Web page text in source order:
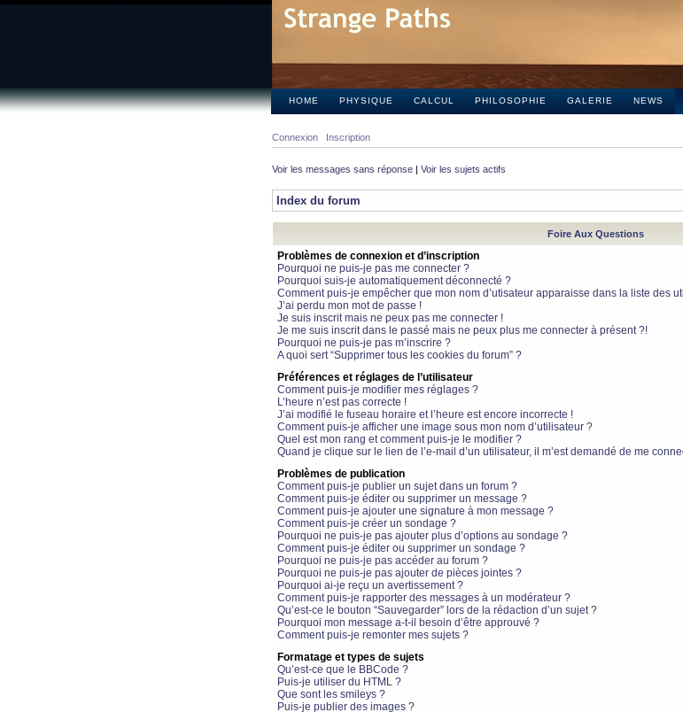
HOME PHYSIQUE CALCUL PHILOSOPHIE GALERIE NEWS
Connexion Inscription
Voir les messages sans réponse | Voir les sujets actifs
Index du forum
Foire Aux Questions
Problèmes de connexion et d’inscription
Pourquoi ne puis-je pas me connecter ?
Pourquoi suis-je automatiquement déconnecté ?
Comment puis-je empêcher que mon nom d’utisateur apparaisse dans la liste des
J’ai perdu mon mot de passe !
Je suis inscrit mais ne peux pas me connecter !
Je me suis inscrit dans le passé mais ne peux plus me connecter à présent ?!
Pourquoi ne puis-je pas m’inscrire ?
A quoi sert “Supprimer tous les cookies du forum” ?
Préférences et réglages de l’utilisateur
Comment puis-je modifier mes réglages ?
L’heure n’est pas correcte !
J’ai modifié le fuseau horaire et l’heure est encore incorrecte !
Comment puis-je afficher une image sous mon nom d’utilisateur ?
Quel est mon rang et comment puis-je le modifier ?
Quand je clique sur le lien de l’e-mail d’un utilisateur, il m’est demandé de me
Problèmes de publication
Comment puis-je publier un sujet dans un forum ?
Comment puis-je éditer ou supprimer un message ?
Comment puis-je ajouter une signature à mon message ?
Comment puis-je créer un sondage ?
Pourquoi ne puis-je pas ajouter plus d’options au sondage ?
Comment puis-je éditer ou supprimer un sondage ?
Pourquoi ne puis-je pas accéder au forum ?
Pourquoi ne puis-je pas ajouter de pièces jointes ?
Pourquoi ai-je reçu un avertissement ?
Comment puis-je rapporter des messages à un modérateur ?
Qu’est-ce le bouton “Sauvegarder” lors de la rédaction d’un sujet ?
Pourquoi mon message a-t-il besoin d’être approuvé ?
Comment puis-je remonter mes sujets ?
Formatage et types de sujets
Qu’est-ce que le BBCode ?
Puis-je utiliser du HTML ?
Que sont les smileys ?
Puis-je publier des images ?